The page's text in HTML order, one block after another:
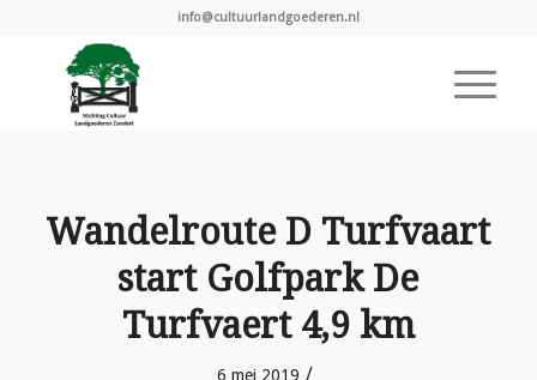
info@cultuurlandgoederen.nl
Wandelroute D Turfvaart
start Golfpark De
Turfvaert 4,9 km
6 mei 2019 /